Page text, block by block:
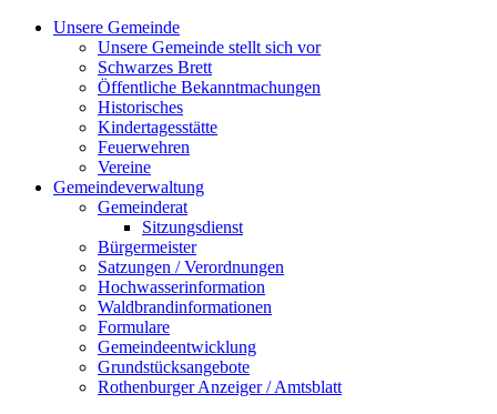
Zum
Unsere Gemeinde
Unsere Gemeinde stellt sich vor
Schwarzes Brett
Öffentliche Bekanntmachungen
Historisches
Kindertagesstätte
Feuerwehren
Vereine
Gemeindeverwaltung
Gemeinderat
Sitzungsdienst
Bürgermeister
Satzungen / Verordnungen
Hochwasserinformation
Waldbrandinformationen
Formulare
Gemeindeentwicklung
Grundstücksangebote
Rothenburger Anzeiger / Amtsblatt